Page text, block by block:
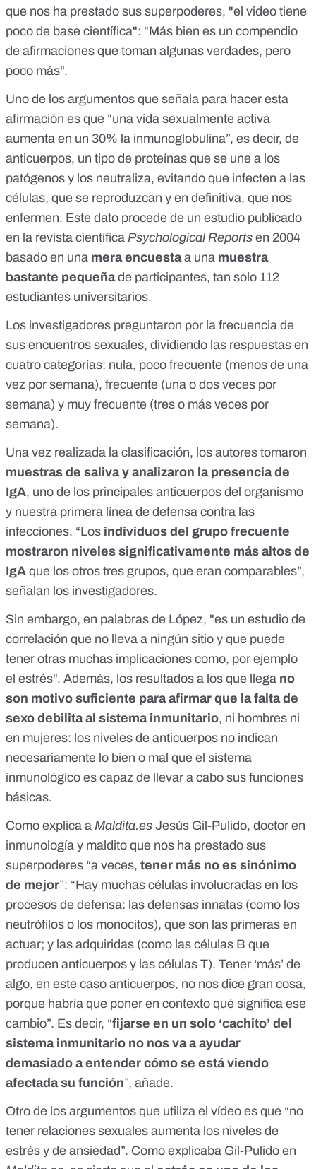
que nos ha prestado sus superpoderes, "el video tiene
poco de base científica": "Más bien es un compendio
de afirmaciones que toman algunas verdades, pero
poco más".
Uno de los argumentos que señala para hacer esta
afirmación es que “una vida sexualmente activa
aumenta en un 30% la inmunoglobulina”, es decir, de
anticuerpos, un tipo de proteínas que se une a los
patógenos y los neutraliza, evitando que infecten a las
células, que se reproduzcan y en definitiva, que nos
enfermen. Este dato procede de un estudio publicado
en la revista científica Psychological Reports en 2004
basado en una mera encuestaa una muestra
bastante pequeñade participantes, tan solo 112
estudiantes universitarios.
Los investigadores preguntaron por la frecuencia de
sus encuentros sexuales, dividiendo las respuestas en
cuatro categorías: nula, poco frecuente (menos de una
vez por semana), frecuente (una o dos veces por
semana) y muy frecuente (tres o más veces por
semana).
Una vez realizada la clasificación, los autores tomaron
muestras de saliva y analizaron la presencia de
IgA, uno de los principales anticuerpos del organismo
y nuestra primera línea de defensa contra las
infecciones. “Los individuos del grupo frecuente
mostraron niveles significativamente más altos de
IgA que los otros tres grupos, que eran comparables”,
señalan los investigadores.
Sin embargo, en palabras de López, "es un estudio de
correlación que no lleva a ningún sitio y que puede
tener otras muchas implicaciones como, por ejemplo
el estrés". Además, los resultados a los que llega no
son motivo suficiente para afirmar que la falta de
sexo debilita al sistema inmunitario, ni hombres ni
en mujeres: los niveles de anticuerpos no indican
necesariamente lo bien o mal que el sistema
inmunológico es capaz de llevar a cabo sus funciones
básicas.
Como explica a Maldita.es Jesús Gil-Pulido, doctor en
inmunología y maldito que nos ha prestado sus
superpoderes “a veces, tener más no es sinónimo
de mejor”: “Hay muchas células involucradas en los
procesos de defensa: las defensas innatas (como los
neutrófilos o los monocitos), que son las primeras en
actuar; y las adquiridas (como las células B que
producen anticuerpos y las células T). Tener ‘más’ de
algo, en este caso anticuerpos, no nos dice gran cosa,
porque habría que poner en contexto qué significa ese
cambio”. Es decir, “fijarse en un solo ‘cachito’ del
sistema inmunitario no nos va a ayudar
demasiado a entender cómo se está viendo
afectada su función”, añade.
Otro de los argumentos que utiliza el vídeo es que “no
tener relaciones sexuales aumenta los niveles de
estrés y de ansiedad”. Como explicaba Gil-Pulido en